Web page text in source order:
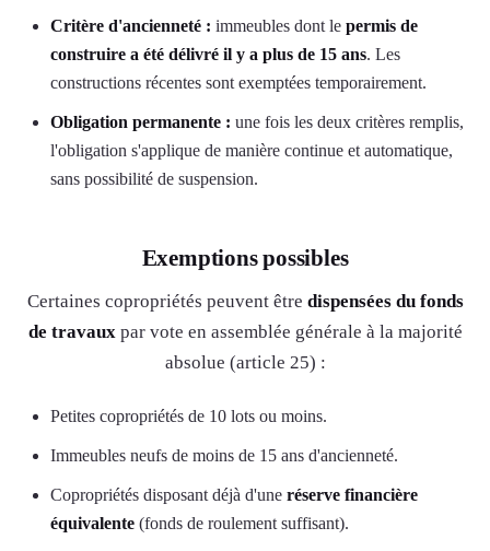
Critère d'ancienneté : immeubles dont le permis de
construire a été délivré il y a plus de 15 ans. Les
constructions récentes sont exemptées temporairement.
Obligation permanente : une fois les deux critères remplis,
l'obligation s'applique de manière continue et automatique,
sans possibilité de suspension.
Exemptions possibles
Certaines copropriétés peuvent être dispensées du fonds
de travauxpar vote en assemblée générale à la majorité
absolue (article 25) :
Petites copropriétés de 10 lots ou moins.
Immeubles neufs de moins de 15 ans d'ancienneté.
Copropriétés disposant déjà d'une réserve financière
équivalente (fonds de roulement suffisant).